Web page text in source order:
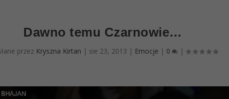
Dawno temu Czarnowie…
przez Kryszna Kirtan | sie 23, 2013 | Emocje | 0 |